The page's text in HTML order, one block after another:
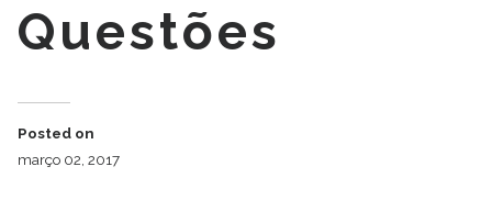
Questões
Posted on
março 02, 2017